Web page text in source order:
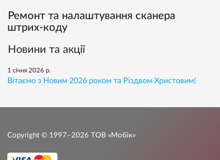
Ремонт та налаштування сканера
штрих-коду
Новини та акції
1 січня 2026 р.
Вітаємо з Новим 2026 роком та Різдвом Христовим!
Copyright © 1997–2026 ТОВ «Мобік»